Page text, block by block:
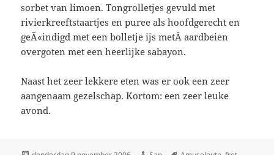
sorbet van limoen. Tongrolletjes gevuld met
rivierkreeftstaartjes en puree als hoofdgerecht en
geÃ«indigd met een bolletje ijs metÂ aardbeien
overgoten met een heerlijke sabayon.
Naast het zeer lekkere eten was er ook een zeer
aangenaam gezelschap. Kortom: een zeer leuke
avond.